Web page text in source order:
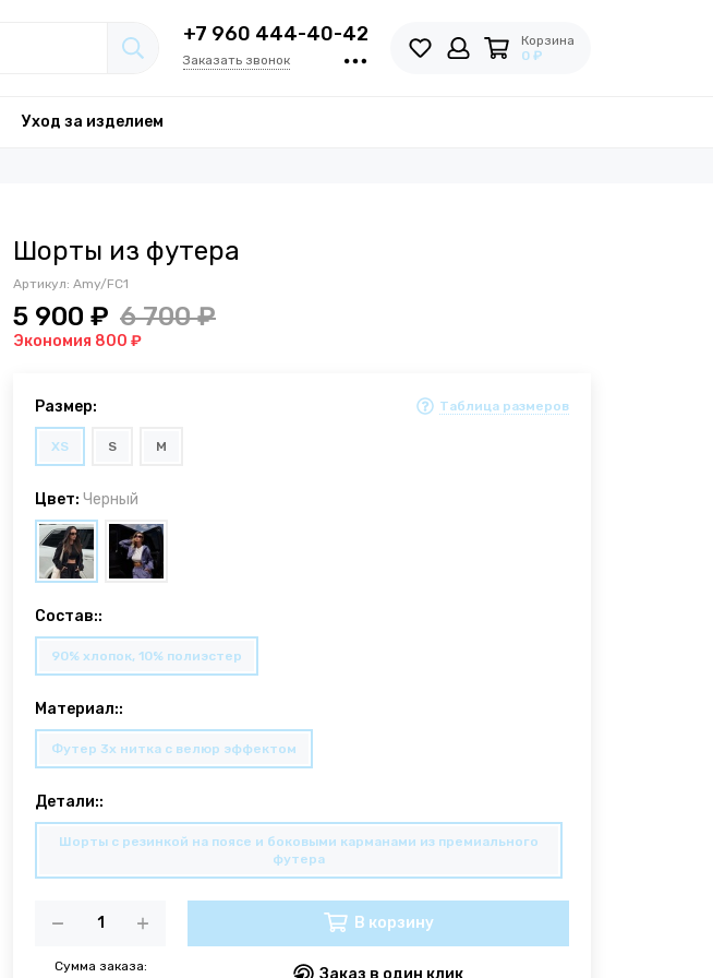
+7 960 444-40-42
Заказать звонок
Корзина
0 ₽
Уход за изделием
Шорты из футера
Артикул: Amy/FC1
5 900 ₽ 6 700 ₽
Экономия 800 ₽
Размер: Таблица размеров
XS S M
Цвет: Черный
Состав::
90% хлопок, 10% полиэстер
Материал::
Футер 3х нитка с велюр эффектом
Детали::
Шорты с резинкой на поясе и боковыми карманами из премиального
футера
Сумма заказа:
В корзину
Заказ в один клик